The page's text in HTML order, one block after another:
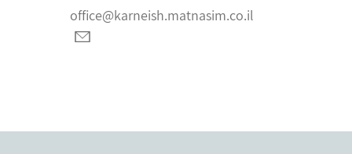
office@karneish.matnasim.co.il